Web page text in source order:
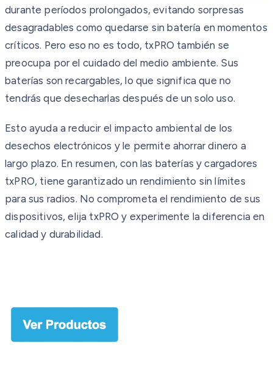
durante períodos prolongados, evitando sorpresas
desagradables como quedarse sin batería en momentos
críticos. Pero eso no es todo, txPRO también se
preocupa por el cuidado del medio ambiente. Sus
baterías son recargables, lo que significa que no
tendrás que desecharlas después de un solo uso.
Esto ayuda a reducir el impacto ambiental de los
desechos electrónicos y le permite ahorrar dinero a
largo plazo. En resumen, con las baterías y cargadores
txPRO, tiene garantizado un rendimiento sin límites
para sus radios. No comprometa el rendimiento de sus
dispositivos, elija txPRO y experimente la diferencia en
calidad y durabilidad.